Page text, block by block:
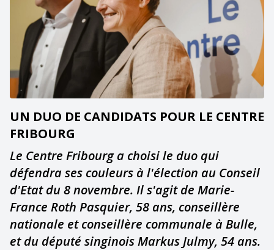
UN DUO DE CANDIDATS POUR LE CENTRE
FRIBOURG
Le Centre Fribourg a choisi le duo qui
défendra ses couleurs à l'élection au Conseil
d'Etat du 8 novembre. Il s'agit de Marie-
France Roth Pasquier, 58 ans, conseillère
nationale et conseillère communale à Bulle,
et du député singinois Markus Julmy, 54 ans.